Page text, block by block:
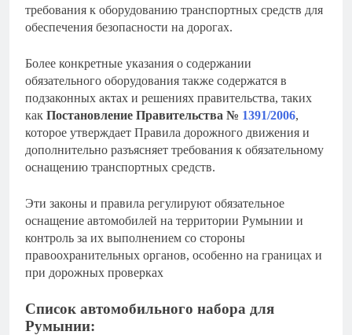
требования к оборудованию транспортных средств для
обеспечения безопасности на дорогах.
Более конкретные указания о содержании
обязательного оборудования также содержатся в
подзаконных актах и решениях правительства, таких
как Постановление Правительства № 1391/2006,
которое утверждает Правила дорожного движения и
дополнительно разъясняет требования к обязательному
оснащению транспортных средств.
Эти законы и правила регулируют обязательное
оснащение автомобилей на территории Румынии и
контроль за их выполнением со стороны
правоохранительных органов, особенно на границах и
при дорожных проверках​
Список автомобильного набора для
Румынии: